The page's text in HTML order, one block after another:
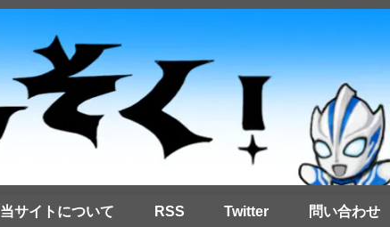
当サイトについて RSS Twitter 問い合わせ